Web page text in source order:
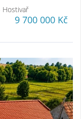
Hostivař
9 700 000 Kč